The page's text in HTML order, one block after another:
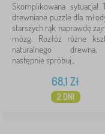
Skomplikowana sytuacja!
drewniane puzzle dla
starszych rąk naprawdę
mózg. Rozłóż różne
naturalnego
następnie spróbuj...
68,1 Zł
2 DNI